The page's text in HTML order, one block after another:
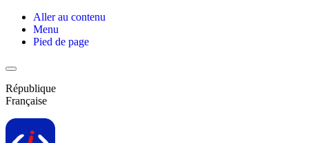
Aller au contenu
Menu
Pied de page
République
Française